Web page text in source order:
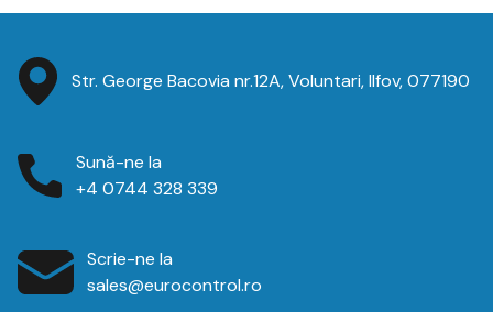
Str. George Bacovia nr.12A, Voluntari, Ilfov, 077190
Sună-ne la
+4 0744 328 339
Scrie-ne la
sales@eurocontrol.ro